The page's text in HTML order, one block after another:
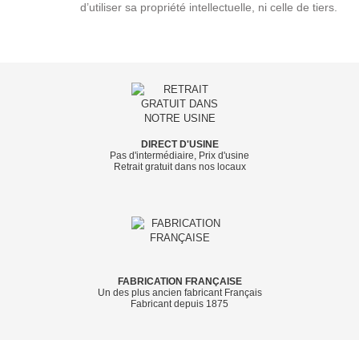
d’utiliser sa propriété intellectuelle, ni celle de tiers.
DIRECT D'USINE
Pas d'intermédiaire, Prix d'usine
Retrait gratuit dans nos locaux
FABRICATION FRANÇAISE
Un des plus ancien fabricant Français
Fabricant depuis 1875